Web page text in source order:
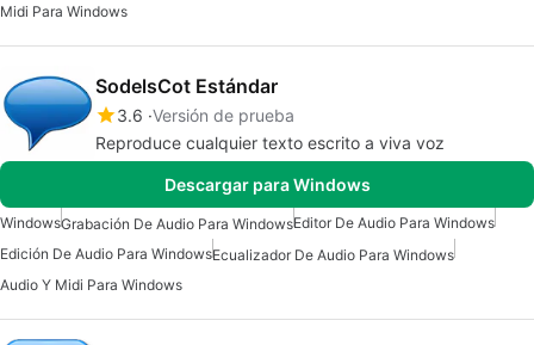
Midi Para Windows
SodelsCot Estándar
3.6 Versión de prueba
Reproduce cualquier texto escrito a viva voz
Descargar para Windows
WindowsGrabación De Audio Para WindowsEditor De Audio Para Windows
Edición De Audio Para WindowsEcualizador De Audio Para Windows
Audio Y Midi Para Windows